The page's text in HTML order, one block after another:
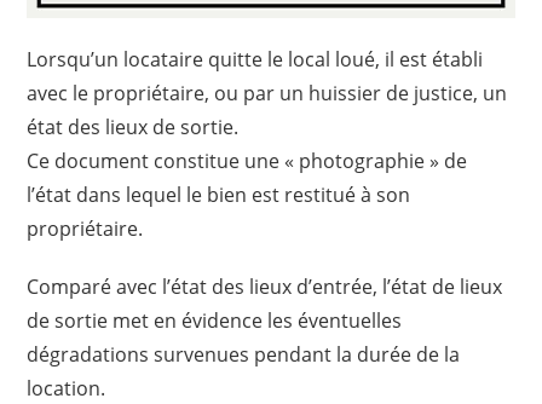
Lorsqu’un locataire quitte le local loué, il est établi
avec le propriétaire, ou par un huissier de justice, un
état des lieux de sortie.
Ce document constitue une « photographie » de
l’état dans lequel le bien est restitué à son
propriétaire.
Comparé avec l’état des lieux d’entrée, l’état de lieux
de sortie met en évidence les éventuelles
dégradations survenues pendant la durée de la
location.